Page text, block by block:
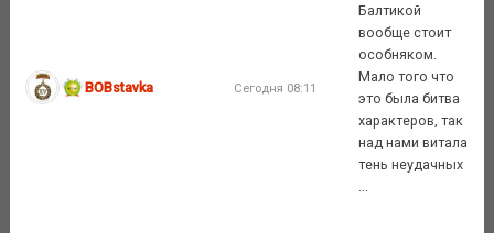
BOBstavka Сегодня 08:11
Балтикой
вообще стоит
особняком.
Мало того что
это была битва
характеров, так
над нами витала
тень неудачных